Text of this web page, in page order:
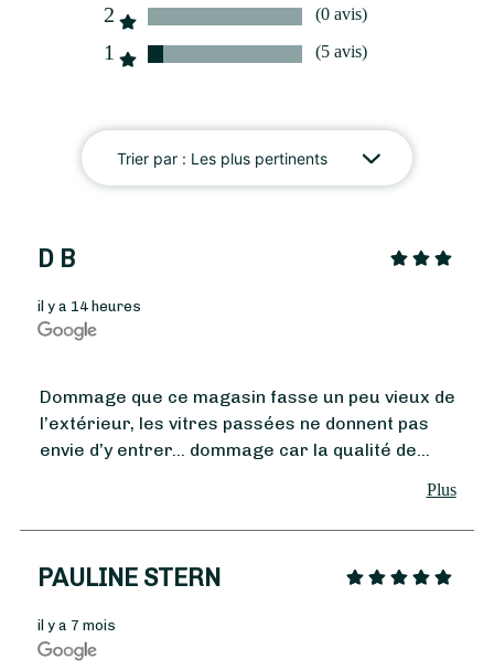
Trier par : Les plus pertinents
2 (0 avis)
1 (5 avis)
D B
il y a 14 heures
Dommage que ce magasin fasse un peu vieux de
l’extérieur, les vitres passées ne donnent pas
envie d’y entrer… dommage car la qualité de
Plus
PAULINE STERN
il y a 7 mois